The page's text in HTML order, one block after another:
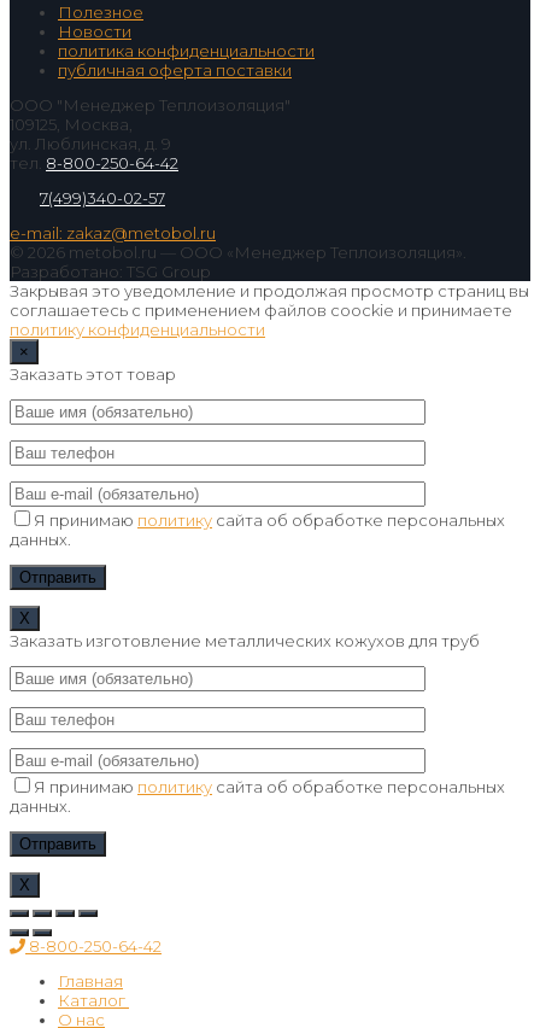
Полезное
Новости
политика конфиденциальности
публичная оферта поставки
ООО "Менеджер Теплоизоляция"
109125, Москва,
ул. Люблинская, д. 9
тел. 8-800-250-64-42
7(499)340-02-57
e-mail: zakaz@metobol.ru
© 2026 metobol.ru — ООО «Менеджер Теплоизоляция».
Разработано: TSG Group
Закрывая это уведомление и продолжая просмотр страниц вы
соглашаетесь с применением файлов coockie и принимаете
политику конфиденциальности
×
Заказать этот товар
Я принимаю политику сайта об обработке персональных
данных.
Х
Заказать изготовление металлических кожухов для труб
Я принимаю политику сайта об обработке персональных
данных.
Х
8-800-250-64-42
Главная
Каталог
О нас